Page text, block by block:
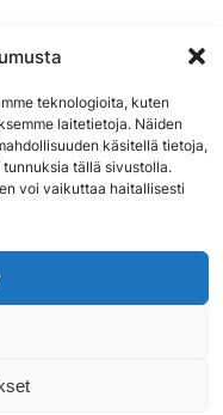
teknologioita, kuten
laitetietoja. Näiden
käsitellä tietoja,
tällä sivustolla.
voi vaikuttaa haitallisesti